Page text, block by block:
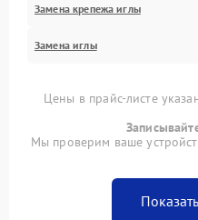
Замена крепежа иглы
Замена иглы
Цены в прайс-листе
Мы проверим ваше